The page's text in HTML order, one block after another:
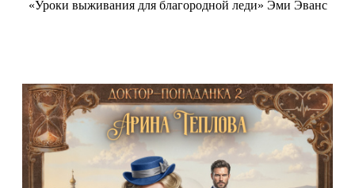
«Уроки выживания для благородной леди» Эми Эванс